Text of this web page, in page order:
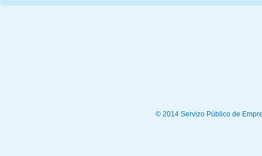
© 2014 Servizo Público de